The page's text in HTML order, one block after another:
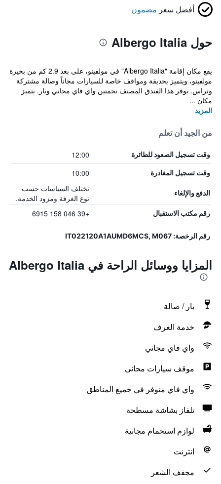
أفضل سعر مضمون
حول Albergo Italia
يقع مكان إقامة "Albergo Italia" في مولفينو، على بعد 2.9 كم من بحيرة
مولفينو، ويتميز بحديقة ومواقف خاصة للسيارات مجاناً وصالة مشتركة
وتراس. يوفر هذا الفندق المصنف نجمتين واي فاي مجاني وبار. يتميز
مكان ...
المزيد
من الجيد أن تعلم
وقت تسجيل الصعود للطائرة 12:00
وقت تسجيل المغادرة 10:00
الدفع والإلغاء
تختلف السياسات حسب
نوع الغرفة ومزود الخدمة.
رقم مكتب الاستقبال +39 046 158 6915
رقم الرخصة: IT022120A1AUMD6MCS, M067
المزايا ووسائل الراحة في Albergo Italia
بار / صالة
خدمة الغرف
واي فاي مجاني
موقف سيارات مجاني
واي فاي متوفر في جميع المناطق
تلفاز بشاشة مسطحة
لوازم استحمام مجانية
انترنت
مجفف الشعر